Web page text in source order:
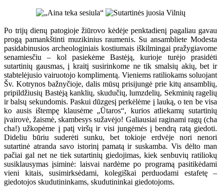
Po trijų dienų patogioje žiūrovo kėdėje penktadienį pagaliau gavau
progą pamankštinti muzikinius raumenis. Su ansambliete Modesta
pasidabinusios archeologiniais kostiumais iškilmingai pražygiavome
senamiesčiu – kol pasiekėme Bastėją, kurioje turėjo prasidėti
sutartinių gausmas, į kraitį susirinkome ne tik smalsių akių, bet ir
stabtelėjusio vairuotojo komplimentą. Vieniems ratiliokams soluojant
Šv. Kotrynos bažnyčioje, dalis mūsų prisijungė prie kitų ansamblių,
pripildžiusių Bastėją kanklių, skudučių, lumzdelių, Sekminių ragelių
ir balsų sekundomis. Paskui dūzgesį perkėlėme į lauką, o ten be visa
ko ausis ištempę klausėme „Ūtaros“, kurios atliekamų sutartinių
įvairovė, žaismė, skambesys sužavėjo! Galiausiai raginami ragų (cha
cha!) užkopėme į patį viršų ir visi jungėmės į bendrą ratą giedoti.
Dideliu būriu suderėti sunku, bet tokioje erdvėje nori nenori
sutartinė atranda savo istorinį pamatą ir suskamba. Vis dėlto man
pačiai gal net ne tiek sutartinių giedojimas, kiek senbuvių ratiliokų
susiklausymas įsiminė: laisvai nardėme po programą pasitikėdami
vieni kitais, susimirksėdami, kolegiškai perduodami estafetę –
giedotojos skudutininkams, skudutininkai giedotojoms.